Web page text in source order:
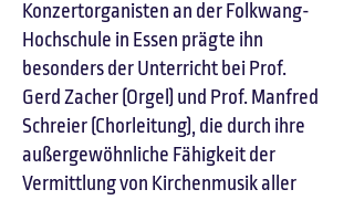
Konzertorganisten an der Folkwang-
Hochschule in Essen prägte ihn
besonders der Unterricht bei Prof.
Gerd Zacher (Orgel) und Prof. Manfred
Schreier (Chorleitung), die durch ihre
außergewöhnliche Fähigkeit der
Vermittlung von Kirchenmusik aller